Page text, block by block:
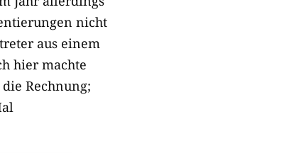
nicht
aus einem
hier machte
Rechnung;